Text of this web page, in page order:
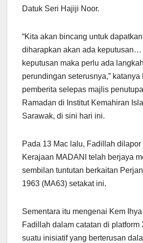
Datuk Seri Hajiji Noor.
“Kita akan bincang untuk
diharapkan akan ada keputusan…
keputusan maka perlu ada
perundingan seterusnya,” katanya
pemberita selepas majlis
Ramadan di Institut Kemahiran
Sarawak, di sini hari ini.
Pada 13 Mac lalu, Fadillah dilapor
Kerajaan MADANI telah berjaya
sembilan tuntutan berkaitan
1963 (MA63) setakat ini.
Sementara itu mengenai Kem
Fadillah dalam catatan di platform
suatu inisiatif yang berterusan